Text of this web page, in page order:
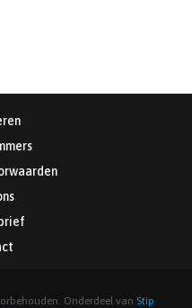
Onderdeel van Stip